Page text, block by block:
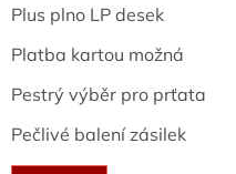
Plus plno LP desek
Platba kartou možná
Pestrý výběr pro prťata
Pečlivé balení zásilek